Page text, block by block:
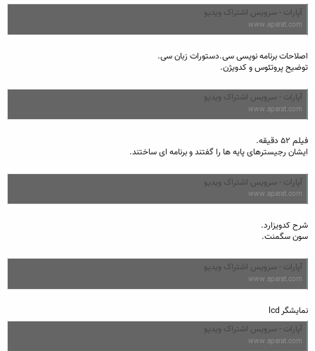
آپارات - سرویس اشتراک ویدیو
www.aparat.com
اصلاحات برنامه نویسی سی.دستورات زبان سی.
توضیح پروتئوس و کدویژن.
آپارات - سرویس اشتراک ویدیو
www.aparat.com
فیلم ۵۲ دقیقه.
ایشان رجیسترهای پایه ها را گفتند و برنامه ای ساختند.
آپارات - سرویس اشتراک ویدیو
www.aparat.com
شرح کدویزارد.
سون سگمنت.
آپارات - سرویس اشتراک ویدیو
www.aparat.com
نمایشگر lcd
آپارات - سرویس اشتراک ویدیو
www.aparat.com